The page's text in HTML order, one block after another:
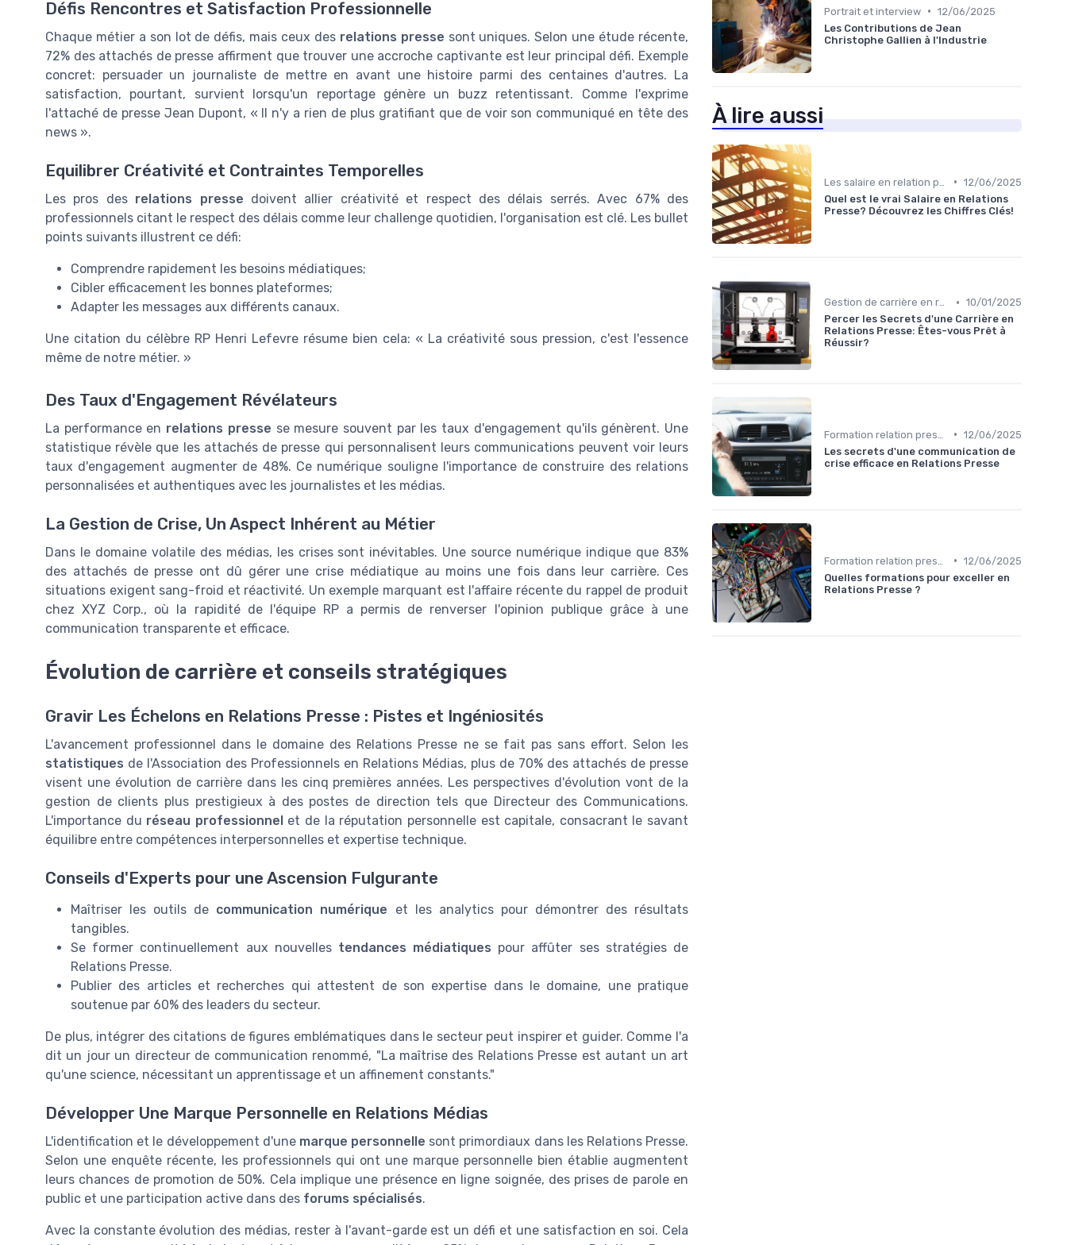
Défis Rencontres et Satisfaction Professionnelle
Chaque métier a son lot de défis, mais ceux des relations presse sont uniques. Selon une étude récente,
72% des attachés de presse affirment que trouver une accroche captivante est leur principal défi. Exemple
concret: persuader un journaliste de mettre en avant une histoire parmi des centaines d'autres. La
satisfaction, pourtant, survient lorsqu'un reportage génère un buzz retentissant. Comme l'exprime
l'attaché de presse Jean Dupont, « Il n'y a rien de plus gratifiant que de voir son communiqué en tête des
news ».
Equilibrer Créativité et Contraintes Temporelles
Les pros des relations presse doivent allier créativité et respect des délais serrés. Avec 67% des
professionnels citant le respect des délais comme leur challenge quotidien, l'organisation est clé. Les bullet
points suivants illustrent ce défi:
Comprendre rapidement les besoins médiatiques;
Cibler efficacement les bonnes plateformes;
Adapter les messages aux différents canaux.
Une citation du célèbre RP Henri Lefevre résume bien cela: « La créativité sous pression, c'est l'essence
même de notre métier. »
Des Taux d'Engagement Révélateurs
La performance en relations presse se mesure souvent par les taux d'engagement qu'ils génèrent. Une
statistique révèle que les attachés de presse qui personnalisent leurs communications peuvent voir leurs
taux d'engagement augmenter de 48%. Ce numérique souligne l'importance de construire des relations
personnalisées et authentiques avec les journalistes et les médias.
La Gestion de Crise, Un Aspect Inhérent au Métier
Dans le domaine volatile des médias, les crises sont inévitables. Une source numérique indique que 83%
des attachés de presse ont dû gérer une crise médiatique au moins une fois dans leur carrière. Ces
situations exigent sang-froid et réactivité. Un exemple marquant est l'affaire récente du rappel de produit
chez XYZ Corp., où la rapidité de l'équipe RP a permis de renverser l'opinion publique grâce à une
communication transparente et efficace.
Évolution de carrière et conseils stratégiques
Gravir Les Échelons en Relations Presse : Pistes et Ingéniosités
L'avancement professionnel dans le domaine des Relations Presse ne se fait pas sans effort. Selon les
statistiques de l'Association des Professionnels en Relations Médias, plus de 70% des attachés de presse
visent une évolution de carrière dans les cinq premières années. Les perspectives d'évolution vont de la
gestion de clients plus prestigieux à des postes de direction tels que Directeur des Communications.
L'importance du réseau professionnelet de la réputation personnelle est capitale, consacrant le savant
équilibre entre compétences interpersonnelles et expertise technique.
Conseils d'Experts pour une Ascension Fulgurante
Maîtriser les outils de communication numérique et les analytics pour démontrer des résultats
tangibles.
Se former continuellement aux nouvelles tendances médiatiques pour affûter ses stratégies de
Relations Presse.
Publier des articles et recherches qui attestent de son expertise dans le domaine, une pratique
soutenue par 60% des leaders du secteur.
De plus, intégrer des citations de figures emblématiques dans le secteur peut inspirer et guider. Comme l'a
dit un jour un directeur de communication renommé, "La maîtrise des Relations Presse est autant un art
qu'une science, nécessitant un apprentissage et un affinement constants."
Développer Une Marque Personnelle en Relations Médias
L'identification et le développement d'une marque personnelle sont primordiaux dans les Relations Presse.
Selon une enquête récente, les professionnels qui ont une marque personnelle bien établie augmentent
leurs chances de promotion de 50%. Cela implique une présence en ligne soignée, des prises de parole en
public et une participation active dans des forums spécialisés.
Avec la constante évolution des médias, rester à l'avant-garde est un défi et une satisfaction en soi. Cela
Portrait et interview • 12/06/2025
Les Contributions de Jean
Christophe Gallien à l'Industrie
À lire aussi
• 12/06/2025
Quel est le vrai Salaire en Relations
Presse? Découvrez les Chiffres Clés!
Gestion de carrière en relation presse • 10/01/2025
Percer les Secrets d'une Carrière en
Relations Presse: Êtes-vous Prêt à
Réussir?
• 12/06/2025
Les secrets d'une communication de
crise efficace en Relations Presse
• 12/06/2025
Quelles formations pour exceller en
Relations Presse ?